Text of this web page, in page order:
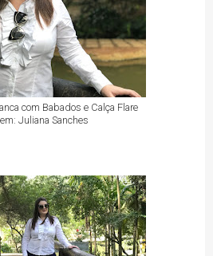
com Babados e Calça Flare
Juliana Sanches